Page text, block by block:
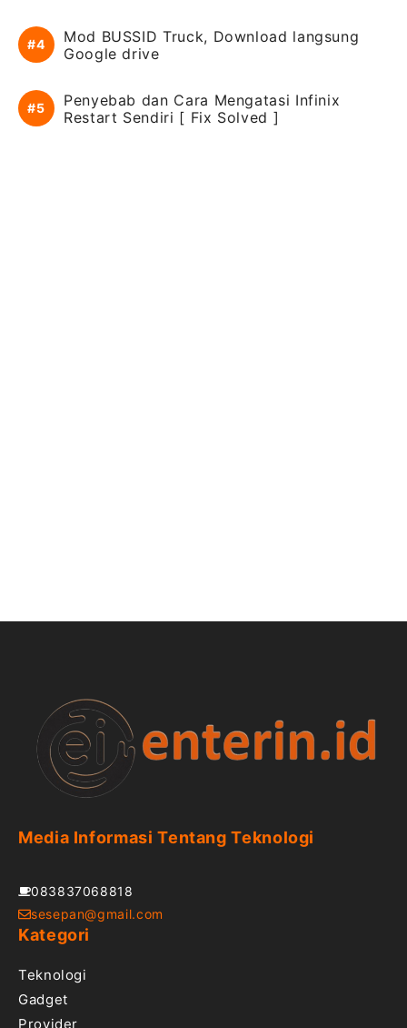
Mod BUSSID Truck, Download langsung
Google drive
Penyebab dan Cara Mengatasi Infinix
Restart Sendiri [ Fix Solved ]
Media Informasi Tentang Teknologi
083837068818
sesepan@gmail.com
Kategori
Teknologi
Gadget
Provider